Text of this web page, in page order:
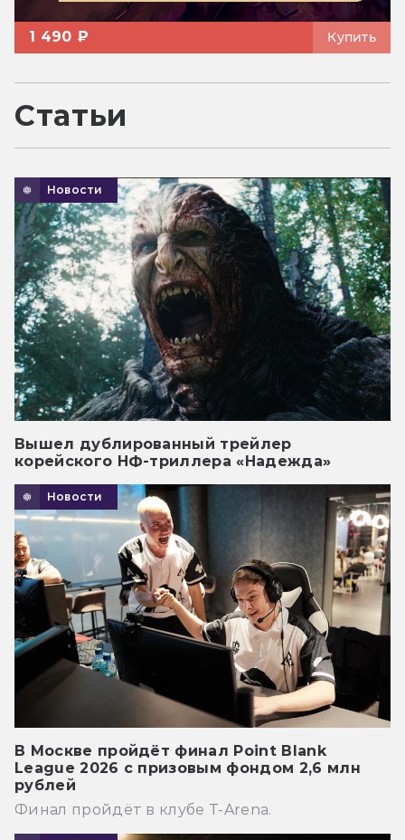
1 490 ₽ Купить
Статьи
Новости
Вышел дублированный трейлер
корейского НФ-триллера «Надежда»
Новости
В Москве пройдёт финал Point Blank
League 2026 с призовым фондом 2,6 млн
рублей
Финал пройдёт в клубе T-Arena.